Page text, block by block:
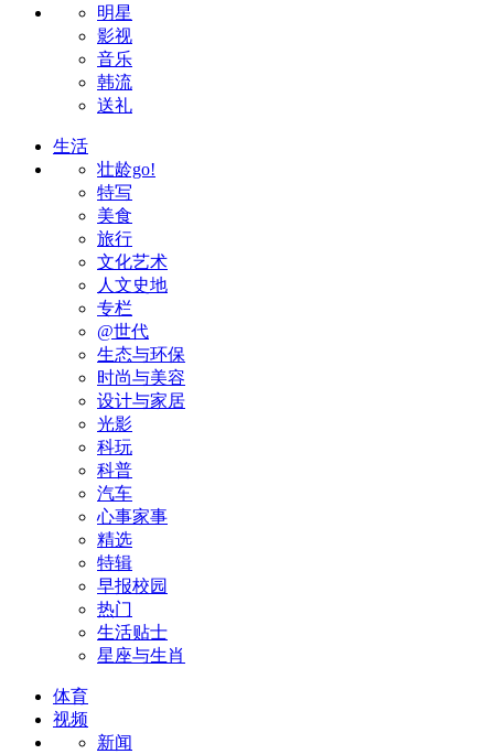
明星
影视
音乐
韩流
送礼
生活
壮龄go!
特写
美食
旅行
文化艺术
人文史地
专栏
@世代
生态与环保
时尚与美容
设计与家居
光影
科玩
科普
汽车
心事家事
精选
特辑
早报校园
热门
生活贴士
星座与生肖
体育
视频
新闻